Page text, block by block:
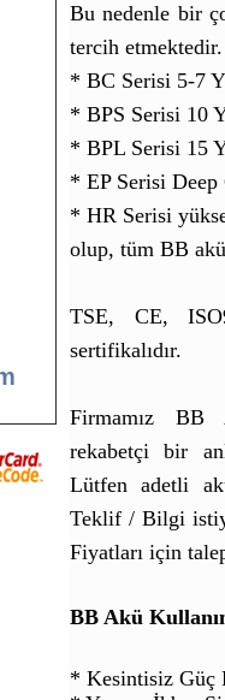
Bu nedenle bir
tercih etmektedir.
* BC Serisi 5-7
* BPS Serisi 10
* BPL Serisi 15
* EP Serisi
* HR Serisi
olup, tüm BB
TSE, CE,
sertifikalıdır.
Firmamız BB
rekabetçi bir
Lütfen adetli
Teklif / Bilgi
Fiyatları için
BB Akü
* Kesintisiz Güç